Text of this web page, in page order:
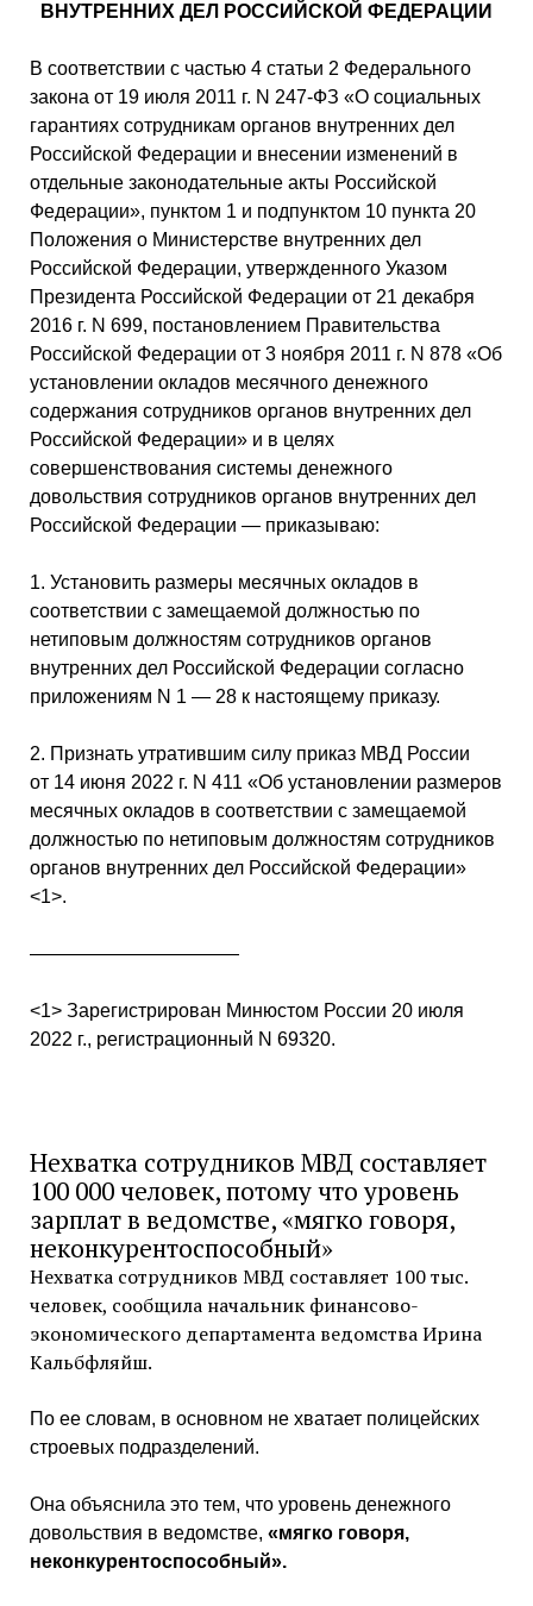
ВНУТРЕННИХ ДЕЛ РОССИЙСКОЙ ФЕДЕРАЦИИ
В соответствии с частью 4 статьи 2 Федерального
закона от 19 июля 2011 г. N 247-ФЗ «О социальных
гарантиях сотрудникам органов внутренних дел
Российской Федерации и внесении изменений в
отдельные законодательные акты Российской
Федерации», пунктом 1 и подпунктом 10 пункта 20
Положения о Министерстве внутренних дел
Российской Федерации, утвержденного Указом
Президента Российской Федерации от 21 декабря
2016 г. N 699, постановлением Правительства
Российской Федерации от 3 ноября 2011 г. N 878 «Об
установлении окладов месячного денежного
содержания сотрудников органов внутренних дел
Российской Федерации» и в целях
совершенствования системы денежного
довольствия сотрудников органов внутренних дел
Российской Федерации — приказываю:
1. Установить размеры месячных окладов в
соответствии с замещаемой должностью по
нетиповым должностям сотрудников органов
внутренних дел Российской Федерации согласно
приложениям N 1 — 28 к настоящему приказу.
2. Признать утратившим силу приказ МВД России
от 14 июня 2022 г. N 411 «Об установлении размеров
месячных окладов в соответствии с замещаемой
должностью по нетиповым должностям сотрудников
органов внутренних дел Российской Федерации»
<1>.
———————————
<1> Зарегистрирован Минюстом России 20 июля
2022 г., регистрационный N 69320.
Нехватка сотрудников МВД составляет
100 000 человек, потому что уровень
зарплат в ведомстве, «мягко говоря,
неконкурентоспособный»
Нехватка сотрудников МВД составляет 100 тыс.
человек, сообщила начальник финансово-
экономического департамента ведомства Ирина
Кальбфляйш.
По ее словам, в основном не хватает полицейских
строевых подразделений.
Она объяснила это тем, что уровень денежного
довольствия в ведомстве, «мягко говоря,
неконкурентоспособный».